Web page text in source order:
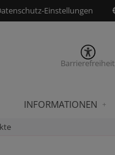
Einstellungen
Barrierefreiheit
INFORMATIONEN